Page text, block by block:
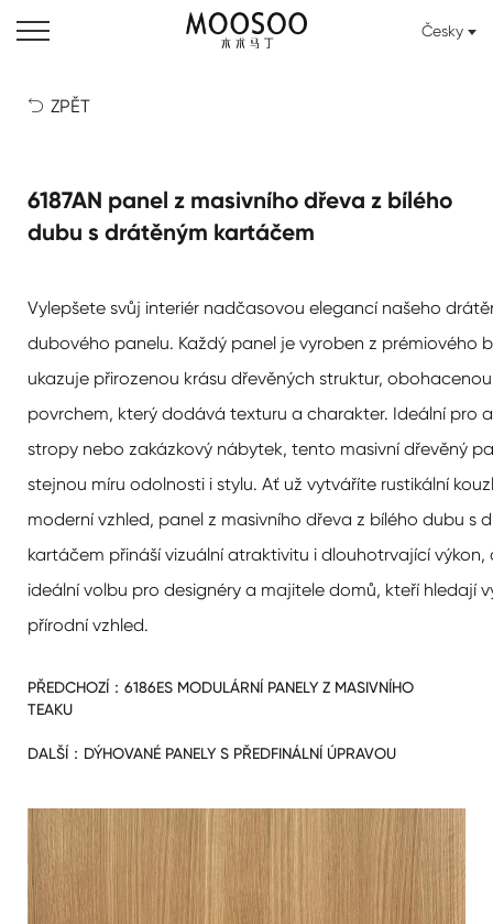
Česky
 ZPĚT
6187AN panel z masivního dřeva z bílého
dubu s drátěným kartáčem
Vylepšete svůj interiér nadčasovou elegancí našeho
dubového panelu. Každý panel je vyroben z prémiového
ukazuje přirozenou krásu dřevěných struktur,
povrchem, který dodává texturu a charakter. Ideální pro
stropy nebo zakázkový nábytek, tento masivní dřevěný
stejnou míru odolnosti i stylu. Ať už vytváříte rustikální
moderní vzhled, panel z masivního dřeva z bílého dubu s
kartáčem přináší vizuální atraktivitu i dlouhotrvající výkon,
ideální volbu pro designéry a majitele domů, kteří hledají
přírodní vzhled.
PŘEDCHOZÍ： 6186ES MODULÁRNÍ PANELY Z MASIVNÍHO
TEAKU
DALŠÍ： DÝHOVANÉ PANELY S PŘEDFINÁLNÍ ÚPRAVOU